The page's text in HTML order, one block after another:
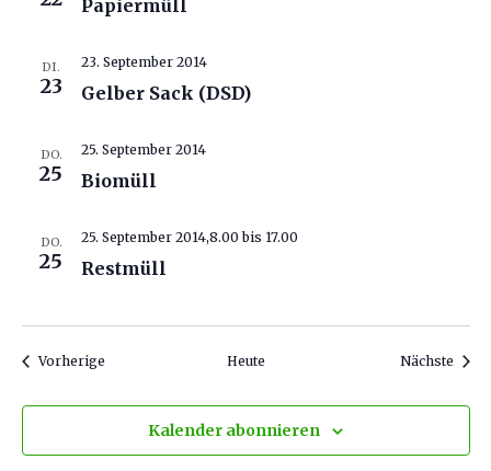
Papiermüll
DI.
23 Gelber Sack (DSD)
23. September 2014
DO.
25 Biomüll
25. September 2014
DO.
25 Restmüll
25. September 2014,8.00 bis 17.00
VorherigeVeranstaltungen Heute Nächste
Kalender abonnieren